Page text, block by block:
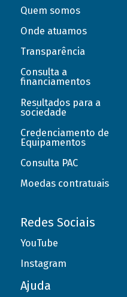
Quem somos
Onde atuamos
Transparência
Consulta a
financiamentos
Resultados para a
sociedade
Credenciamento de
Equipamentos
Consulta PAC
Moedas contratuais
Redes Sociais
YouTube
Instagram
Ajuda